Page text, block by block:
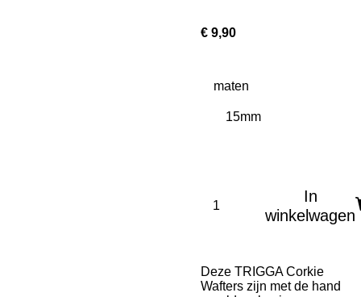
€ 9,90
maten
In
winkelwagen
Deze TRIGGA Corkie
Wafters zijn met de hand